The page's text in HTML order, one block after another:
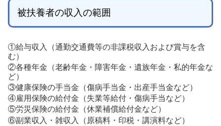
被扶養者の収入の範囲
①給与収入（通勤交通費等の非課税収入および賞与を含
む）
②各種年金（老齢年金・障害年金・遺族年金・私的年金な
ど）
③健康保険の手当金（傷病手当金・出産手当金など）
④雇用保険の給付金（失業等給付・傷病手当など）
⑤労災保険の給付金（休業補償給付金など）
⑥副業収入・雑収入（原稿料・印税・講演料など）